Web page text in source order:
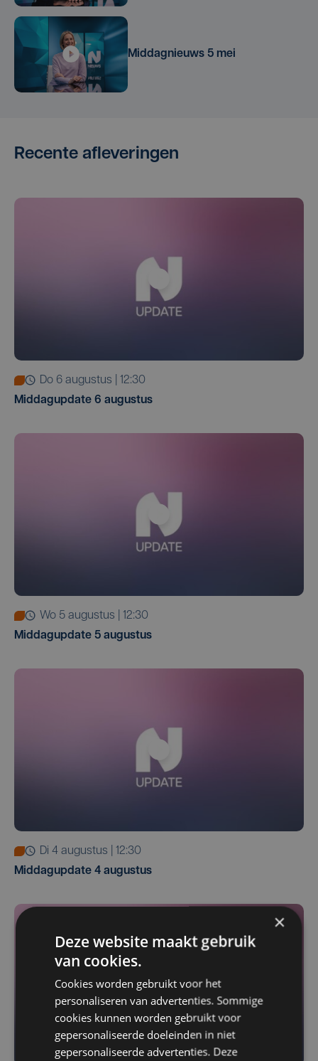
Middagnieuws 5 mei
Recente afleveringen
do 6 augustus | 12:30
Middagupdate 6 augustus
wo 5 augustus | 12:30
Middagupdate 5 augustus
di 4 augustus | 12:30
Middagupdate 4 augustus
×
Deze website maakt gebruik
van cookies.
Cookies worden gebruikt voor het
personaliseren van advertenties. Sommige
cookies kunnen worden gebruikt voor
gepersonaliseerde doeleinden in niet
gepersonaliseerde advertenties. Deze